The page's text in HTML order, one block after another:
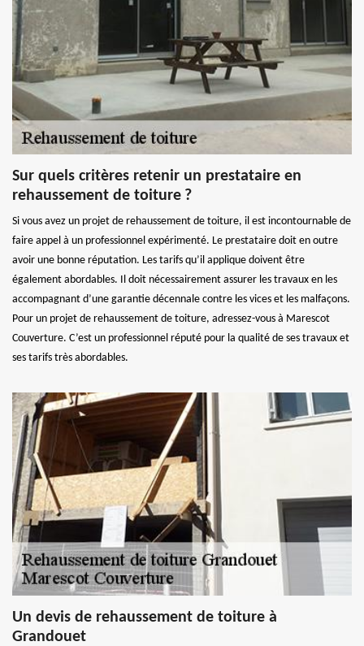
Sur quels critères retenir un prestataire en
rehaussement de toiture ?
Si vous avez un projet de rehaussement de toiture, il est incontournable de
faire appel à un professionnel expérimenté. Le prestataire doit en outre
avoir une bonne réputation. Les tarifs qu’il applique doivent être
également abordables. Il doit nécessairement assurer les travaux en les
accompagnant d’une garantie décennale contre les vices et les malfaçons.
Pour un projet de rehaussement de toiture, adressez-vous à Marescot
Couverture. C’est un professionnel réputé pour la qualité de ses travaux et
ses tarifs très abordables.
Un devis de rehaussement de toiture à
Grandouet